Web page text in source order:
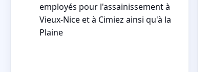
employés pour l'assainissement à
Vieux-Nice et à Cimiez ainsi qu'à la
Plaine